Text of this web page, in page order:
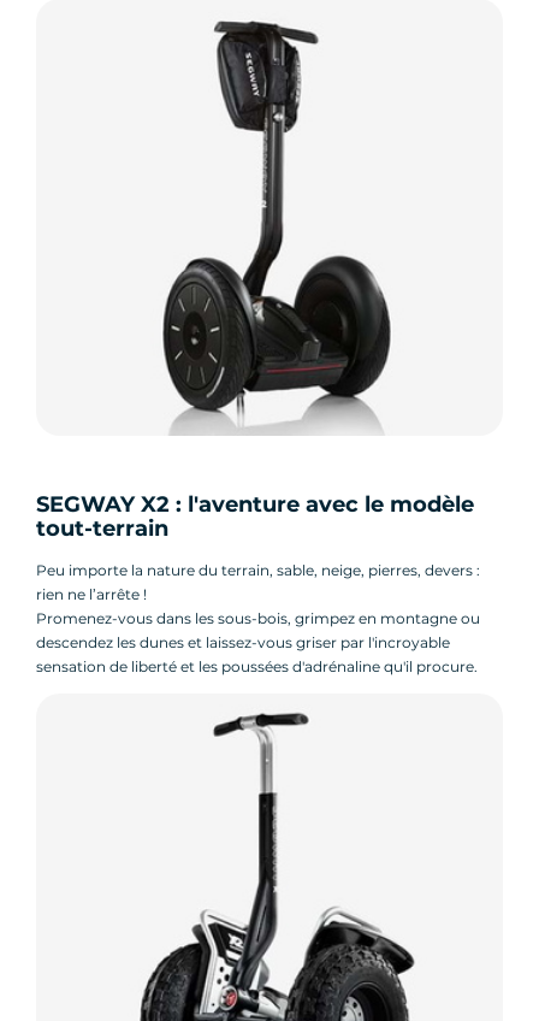
SEGWAY X2 : l'aventure avec le modèle
tout-terrain
Peu importe la nature du terrain, sable, neige, pierres, devers :
rien ne l’arrête !
Promenez-vous dans les sous-bois, grimpez en montagne ou
descendez les dunes et laissez-vous griser par l'incroyable
sensation de liberté et les poussées d'adrénaline qu'il procure.